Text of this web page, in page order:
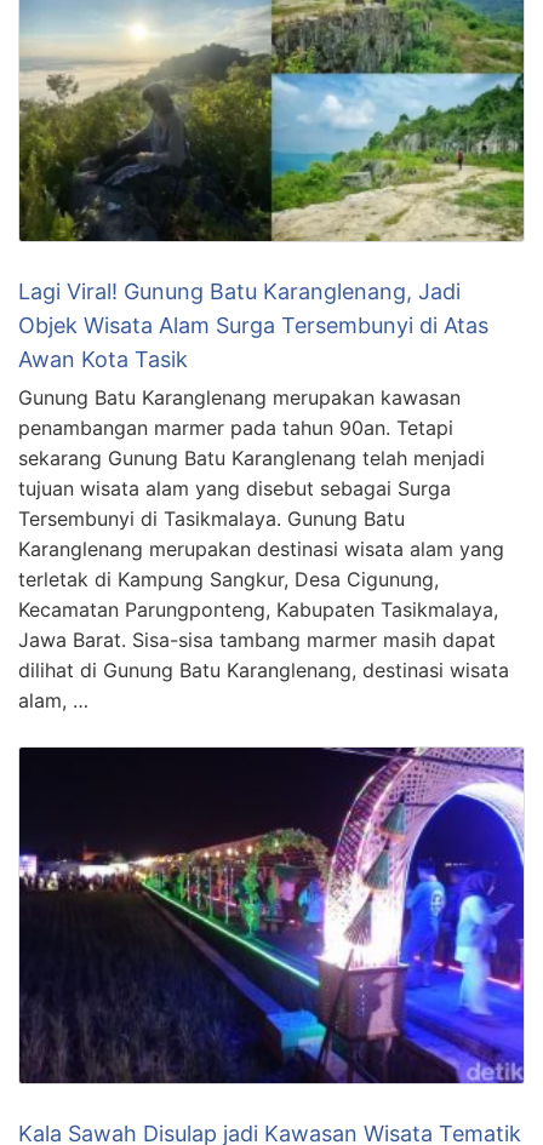
Lagi Viral! Gunung Batu Karanglenang, Jadi
Objek Wisata Alam Surga Tersembunyi di Atas
Awan Kota Tasik
Gunung Batu Karanglenang merupakan kawasan
penambangan marmer pada tahun 90an. Tetapi
sekarang Gunung Batu Karanglenang telah menjadi
tujuan wisata alam yang disebut sebagai Surga
Tersembunyi di Tasikmalaya. Gunung Batu
Karanglenang merupakan destinasi wisata alam yang
terletak di Kampung Sangkur, Desa Cigunung,
Kecamatan Parungponteng, Kabupaten Tasikmalaya,
Jawa Barat. Sisa-sisa tambang marmer masih dapat
dilihat di Gunung Batu Karanglenang, destinasi wisata
alam, …
Kala Sawah Disulap jadi Kawasan Wisata Tematik